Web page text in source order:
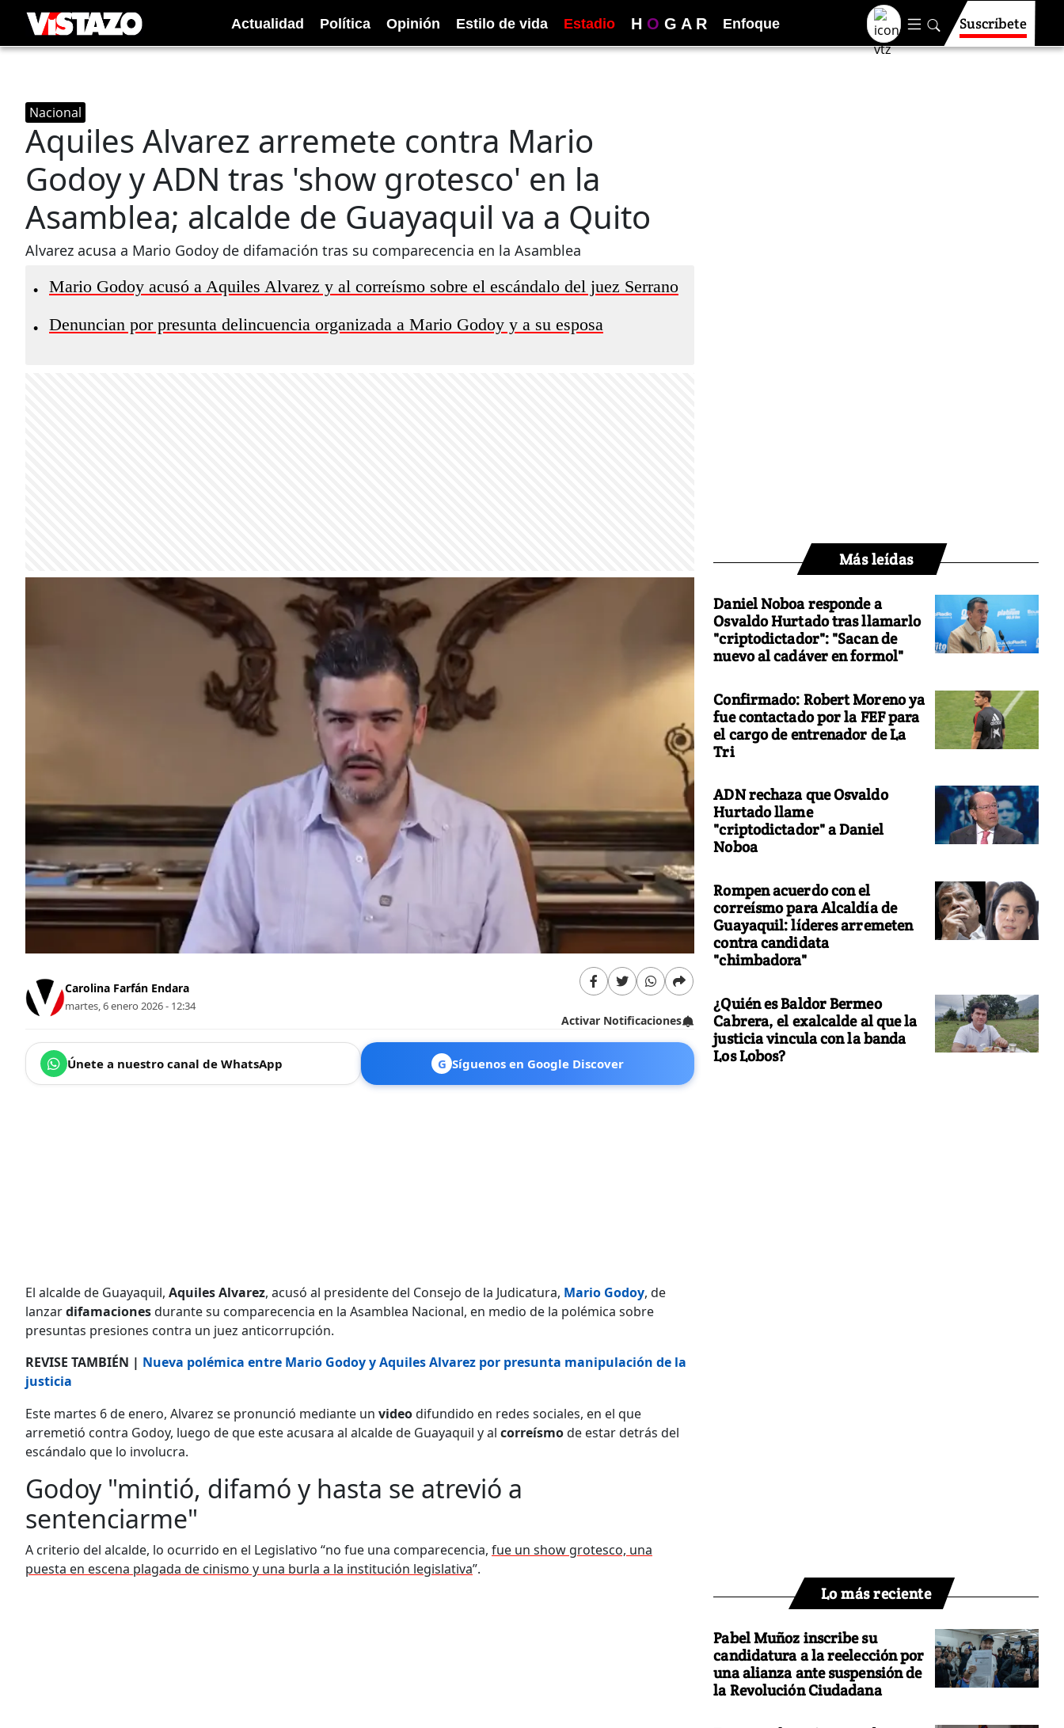
Actualidad Política Opinión Estilo de vida Estadio H O G A R Enfoque Suscríbete
Nacional
Aquiles Alvarez arremete contra Mario
Godoy y ADN tras 'show grotesco' en la
Asamblea; alcalde de Guayaquil va a Quito
Alvarez acusa a Mario Godoy de difamación tras su comparecencia en la Asamblea
• Mario Godoy acusó a Aquiles Alvarez y al correísmo sobre el escándalo del juez Serrano
• Denuncian por presunta delincuencia organizada a Mario Godoy y a su esposa
Carolina Farfán Endara
martes, 6 enero 2026 - 12:34
Activar Notificaciones
Únete a nuestro canal de WhatsApp G Síguenos en Google Discover
El alcalde de Guayaquil, Aquiles Alvarez, acusó al presidente del Consejo de la Judicatura, Mario Godoy, de
lanzardifamacionesdurante su comparecencia en la Asamblea Nacional, en medio de la polémica sobre
presuntas presiones contra un juez anticorrupción.
REVISE TAMBIÉN | Nueva polémica entre Mario Godoy y Aquiles Alvarez por presunta manipulación de la
justicia
Este martes 6 de enero, Alvarez se pronunció mediante un videodifundido en redes sociales, en el que
arremetió contra Godoy, luego de que este acusara al alcalde de Guayaquil y al correísmode estar detrás del
escándalo que lo involucra.
Godoy "mintió, difamó y hasta se atrevió a
sentenciarme"
A criterio del alcalde, lo ocurrido en el Legislativo “no fue una comparecencia, fue un show grotesco, una
puesta en escena plagada de cinismo y una burla a la institución legislativa”.
Más leídas
Daniel Noboa responde a
Osvaldo Hurtado tras llamarlo
"criptodictador": "Sacan de
nuevo al cadáver en formol"
Confirmado: Robert Moreno ya
fue contactado por la FEF para
el cargo de entrenador de La
Tri
ADN rechaza que Osvaldo
Hurtado llame
"criptodictador" a Daniel
Noboa
Rompen acuerdo con el
correísmo para Alcaldía de
Guayaquil: líderes arremeten
contra candidata
"chimbadora"
¿Quién es Baldor Bermeo
Cabrera, el exalcalde al que la
justicia vincula con la banda
Los Lobos?
Lo más reciente
Pabel Muñoz inscribe su
candidatura a la reelección por
una alianza ante suspensión de
la Revolución Ciudadana